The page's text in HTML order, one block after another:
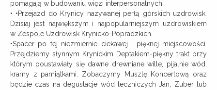
pomagają w budowaniu więzi interpersonalnych
• •Przejazd do Krynicy nazywanej perłą górskich uzdrowisk.
Dzisiaj jest największym i najpopularniejszym uzdrowiskiem
w Zespole Uzdrowisk Krynicko-Popradzkich.
•Spacer po tej niezmiernie ciekawej i pięknej miejscowości.
Przejdziemy słynnym Krynickim Deptakiem-piękny trakt przy
którym poustawiały się dawne drewniane wille, pijalnie wód,
kramy z pamiątkami. Zobaczymy Muszlę Koncertową oraz
będzie czas na degustacje wód leczniczych Jan, Zuber lub